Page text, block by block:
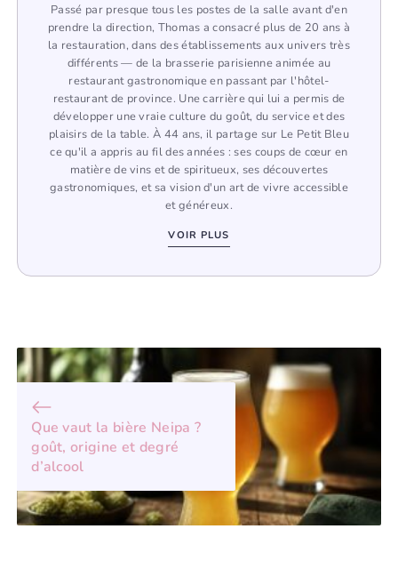
Passé par presque tous les postes de la salle avant d'en
prendre la direction, Thomas a consacré plus de 20 ans à
la restauration, dans des établissements aux univers très
différents — de la brasserie parisienne animée au
restaurant gastronomique en passant par l'hôtel-
restaurant de province. Une carrière qui lui a permis de
développer une vraie culture du goût, du service et des
plaisirs de la table. À 44 ans, il partage sur Le Petit Bleu
ce qu'il a appris au fil des années : ses coups de cœur en
matière de vins et de spiritueux, ses découvertes
gastronomiques, et sa vision d'un art de vivre accessible
et généreux.
VOIR PLUS
Que vaut la bière Neipa ?
goût, origine et degré
d’alcool